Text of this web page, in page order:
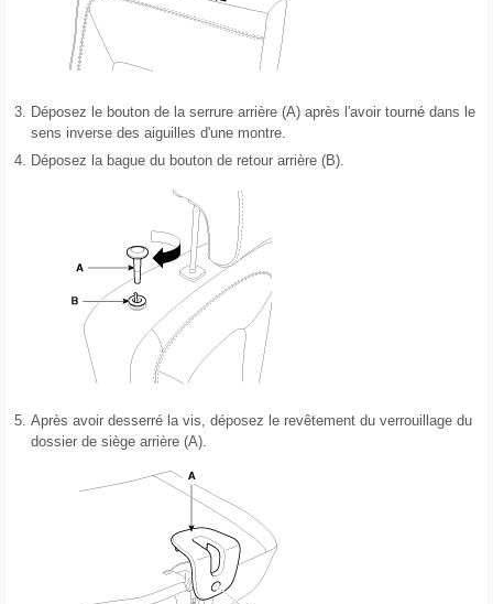
3. Déposez le bouton de la serrure arrière (A) après l'avoir tourné dans le
sens inverse des aiguilles d'une montre.
4. Déposez la bague du bouton de retour arrière (B).
5. Après avoir desserré la vis, déposez le revêtement du verrouillage du
dossier de siège arrière (A).